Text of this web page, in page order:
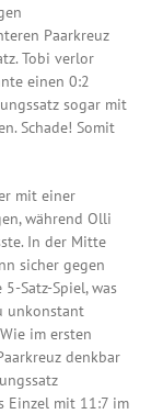
Paarkreuz
Tobi verlor
einen 0:2
sogar mit
Schade! Somit
mit einer
während Olli
In der Mitte
sicher gegen
Satz-Spiel, was
unkonstant
im ersten
denkbar
Einzel mit 11:7 im